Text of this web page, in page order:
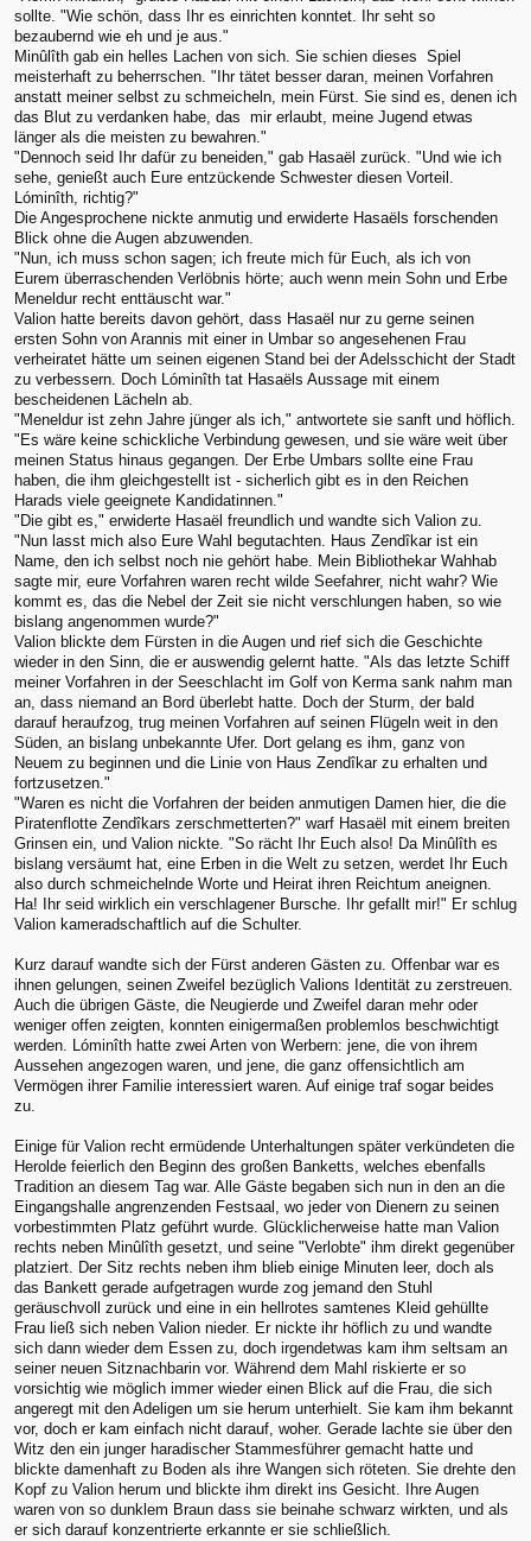
sollte. "Wie schön, dass Ihr es einrichten konntet. Ihr seht so
bezaubernd wie eh und je aus."
Minûlîth gab ein helles Lachen von sich. Sie schien dieses Spiel
meisterhaft zu beherrschen. "Ihr tätet besser daran, meinen Vorfahren
anstatt meiner selbst zu schmeicheln, mein Fürst. Sie sind es, denen ich
das Blut zu verdanken habe, das mir erlaubt, meine Jugend etwas
länger als die meisten zu bewahren."
"Dennoch seid Ihr dafür zu beneiden," gab Hasaël zurück. "Und wie ich
sehe, genießt auch Eure entzückende Schwester diesen Vorteil.
Lóminîth, richtig?"
Die Angesprochene nickte anmutig und erwiderte Hasaëls forschenden
Blick ohne die Augen abzuwenden.
"Nun, ich muss schon sagen; ich freute mich für Euch, als ich von
Eurem überraschenden Verlöbnis hörte; auch wenn mein Sohn und Erbe
Meneldur recht enttäuscht war."
Valion hatte bereits davon gehört, dass Hasaël nur zu gerne seinen
ersten Sohn von Arannis mit einer in Umbar so angesehenen Frau
verheiratet hätte um seinen eigenen Stand bei der Adelsschicht der Stadt
zu verbessern. Doch Lóminîth tat Hasaëls Aussage mit einem
bescheidenen Lächeln ab.
"Meneldur ist zehn Jahre jünger als ich," antwortete sie sanft und höflich.
"Es wäre keine schickliche Verbindung gewesen, und sie wäre weit über
meinen Status hinaus gegangen. Der Erbe Umbars sollte eine Frau
haben, die ihm gleichgestellt ist - sicherlich gibt es in den Reichen
Harads viele geeignete Kandidatinnen."
"Die gibt es," erwiderte Hasaël freundlich und wandte sich Valion zu.
"Nun lasst mich also Eure Wahl begutachten. Haus Zendîkar ist ein
Name, den ich selbst noch nie gehört habe. Mein Bibliothekar Wahhab
sagte mir, eure Vorfahren waren recht wilde Seefahrer, nicht wahr? Wie
kommt es, das die Nebel der Zeit sie nicht verschlungen haben, so wie
bislang angenommen wurde?"
Valion blickte dem Fürsten in die Augen und rief sich die Geschichte
wieder in den Sinn, die er auswendig gelernt hatte. "Als das letzte Schiff
meiner Vorfahren in der Seeschlacht im Golf von Kerma sank nahm man
an, dass niemand an Bord überlebt hatte. Doch der Sturm, der bald
darauf heraufzog, trug meinen Vorfahren auf seinen Flügeln weit in den
Süden, an bislang unbekannte Ufer. Dort gelang es ihm, ganz von
Neuem zu beginnen und die Linie von Haus Zendîkar zu erhalten und
fortzusetzen."
"Waren es nicht die Vorfahren der beiden anmutigen Damen hier, die die
Piratenflotte Zendîkars zerschmetterten?" warf Hasaël mit einem breiten
Grinsen ein, und Valion nickte. "So rächt Ihr Euch also! Da Minûlîth es
bislang versäumt hat, eine Erben in die Welt zu setzen, werdet Ihr Euch
also durch schmeichelnde Worte und Heirat ihren Reichtum aneignen.
Ha! Ihr seid wirklich ein verschlagener Bursche. Ihr gefallt mir!" Er schlug
Valion kameradschaftlich auf die Schulter.
Kurz darauf wandte sich der Fürst anderen Gästen zu. Offenbar war es
ihnen gelungen, seinen Zweifel bezüglich Valions Identität zu zerstreuen.
Auch die übrigen Gäste, die Neugierde und Zweifel daran mehr oder
weniger offen zeigten, konnten einigermaßen problemlos beschwichtigt
werden. Lóminîth hatte zwei Arten von Werbern: jene, die von ihrem
Aussehen angezogen waren, und jene, die ganz offensichtlich am
Vermögen ihrer Familie interessiert waren. Auf einige traf sogar beides
zu.
Einige für Valion recht ermüdende Unterhaltungen später verkündeten die
Herolde feierlich den Beginn des großen Banketts, welches ebenfalls
Tradition an diesem Tag war. Alle Gäste begaben sich nun in den an die
Eingangshalle angrenzenden Festsaal, wo jeder von Dienern zu seinen
vorbestimmten Platz geführt wurde. Glücklicherweise hatte man Valion
rechts neben Minûlîth gesetzt, und seine "Verlobte" ihm direkt gegenüber
platziert. Der Sitz rechts neben ihm blieb einige Minuten leer, doch als
das Bankett gerade aufgetragen wurde zog jemand den Stuhl
geräuschvoll zurück und eine in ein hellrotes samtenes Kleid gehüllte
Frau ließ sich neben Valion nieder. Er nickte ihr höflich zu und wandte
sich dann wieder dem Essen zu, doch irgendetwas kam ihm seltsam an
seiner neuen Sitznachbarin vor. Während dem Mahl riskierte er so
vorsichtig wie möglich immer wieder einen Blick auf die Frau, die sich
angeregt mit den Adeligen um sie herum unterhielt. Sie kam ihm bekannt
vor, doch er kam einfach nicht darauf, woher. Gerade lachte sie über den
Witz den ein junger haradischer Stammesführer gemacht hatte und
blickte damenhaft zu Boden als ihre Wangen sich röteten. Sie drehte den
Kopf zu Valion herum und blickte ihm direkt ins Gesicht. Ihre Augen
waren von so dunklem Braun dass sie beinahe schwarz wirkten, und als
er sich darauf konzentrierte erkannte er sie schließlich.